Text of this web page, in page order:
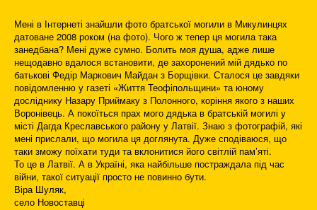
Мені в Інтернеті знайшли фото братської могили в Микулинцях
датоване 2008 роком (на фото). Чого ж тепер ця могила така
занедбана? Мені дуже сумно. Болить моя душа, адже лише
нещодавно вдалося встановити, де захоронений мій дядько по
батькові Федір Маркович Майдан з Борщівки. Сталося це завдяки
повідомленню у газеті «Життя Теофіпольщини» та юному
досліднику Назару Приймаку з Полонного, коріння якого з наших
Воронівець. А покоїться прах мого дядька в братській могилі у
місті Дагда Креславського району у Латвії. Знаю з фотографій, які
мені прислали, що могила ця доглянута. Дуже сподіваюся, що
таки зможу поїхати туди та вклонитися його світлій пам’яті.
То це в Латвії. А в Україні, яка найбільше постраждала під час
війни, такої ситуації просто не повинно бути.
Віра Шуляк,
село Новоставці